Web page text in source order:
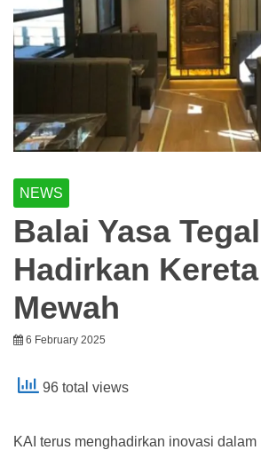
NEWS
Balai Yasa Tegal
Hadirkan
Mewah
6 February 2025
96 total views
KAI terus menghadirkan inovasi dalam